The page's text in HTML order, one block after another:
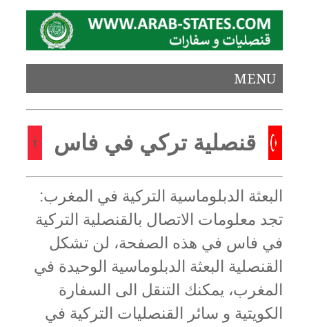
MENU
قنصلية تركي في فاس
البعثة الدبلوماسية التركية في المغرب:
تجد معلومات الاتصال بالقنصلية التركية
في فاس في هذه الصفحة، لن تشكل
القنصلية البعثة الدبلوماسية الوحيدة في
المغرب، يمكنك التنقل الى السفارة
الكويتية و سائر القنصليات التركية في